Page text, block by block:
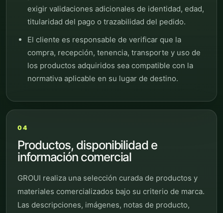
exigir validaciones adicionales de identidad, edad,
titularidad del pago o trazabilidad del pedido.
El cliente es responsable de verificar que la
compra, recepción, tenencia, transporte y uso de
los productos adquiridos sea compatible con la
normativa aplicable en su lugar de destino.
04
Productos, disponibilidad e
información comercial
GROUI realiza una selección curada de productos y
materiales comercializados bajo su criterio de marca.
Las descripciones, imágenes, notas de producto,